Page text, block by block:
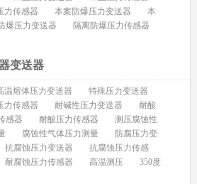
力传感器 本案防爆压力变送器
本
爆压力变送器
隔离防爆压力传感器
变送器
温熔体压力变送器
特殊压力变送器
力传感器 耐碱性压力变送器
耐酸
感器 耐酸压力传感器
测压腐蚀性
腐蚀性气体压力测量
防腐压力变
抗腐蚀压力变送器
抗腐蚀压力传感
耐腐蚀压力传感器 高温测压
350度